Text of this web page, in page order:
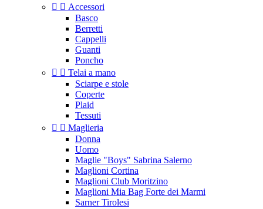
  Accessori
Basco
Berretti
Cappelli
Guanti
Poncho
  Telai a mano
Sciarpe e stole
Coperte
Plaid
Tessuti
  Maglieria
Donna
Uomo
Maglie "Boys" Sabrina Salerno
Maglioni Cortina
Maglioni Club Moritzino
Maglioni Mia Bag Forte dei Marmi
Sarner Tirolesi